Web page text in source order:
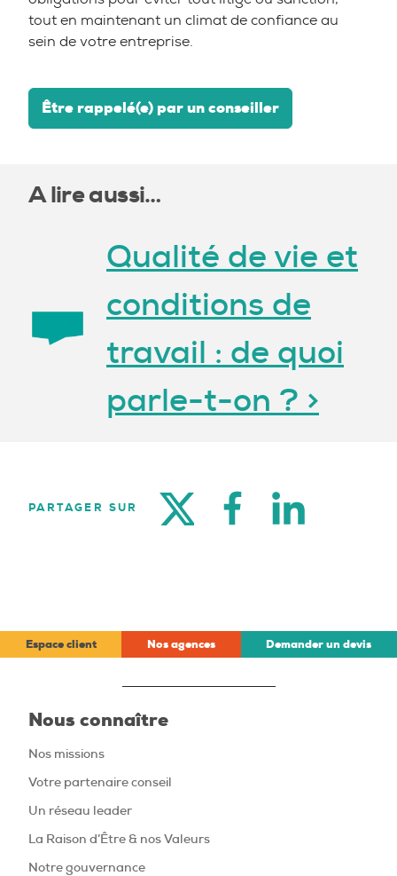
tout en maintenant un climat de confiance au
sein de votre entreprise.
Être rappelé(e) par un conseiller
A lire aussi…
Qualité de vie et
conditions de
travail : de quoi
parle-t-on ? >
PARTAGER SUR
TWITTER FACEBOOK
Espace client Nos agences Demander un devis
Nous connaître
Nos missions
Votre partenaire conseil
Un réseau leader
La Raison d’Être & nos Valeurs
Notre gouvernance